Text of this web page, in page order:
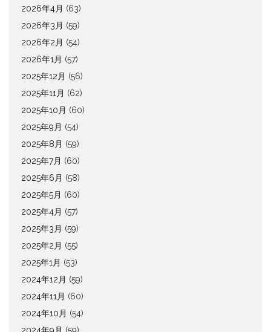
2026年4月 (63)
2026年3月 (59)
2026年2月 (54)
2026年1月 (57)
2025年12月 (56)
2025年11月 (62)
2025年10月 (60)
2025年9月 (54)
2025年8月 (59)
2025年7月 (60)
2025年6月 (58)
2025年5月 (60)
2025年4月 (57)
2025年3月 (59)
2025年2月 (55)
2025年1月 (53)
2024年12月 (59)
2024年11月 (60)
2024年10月 (54)
2024年9月 (59)